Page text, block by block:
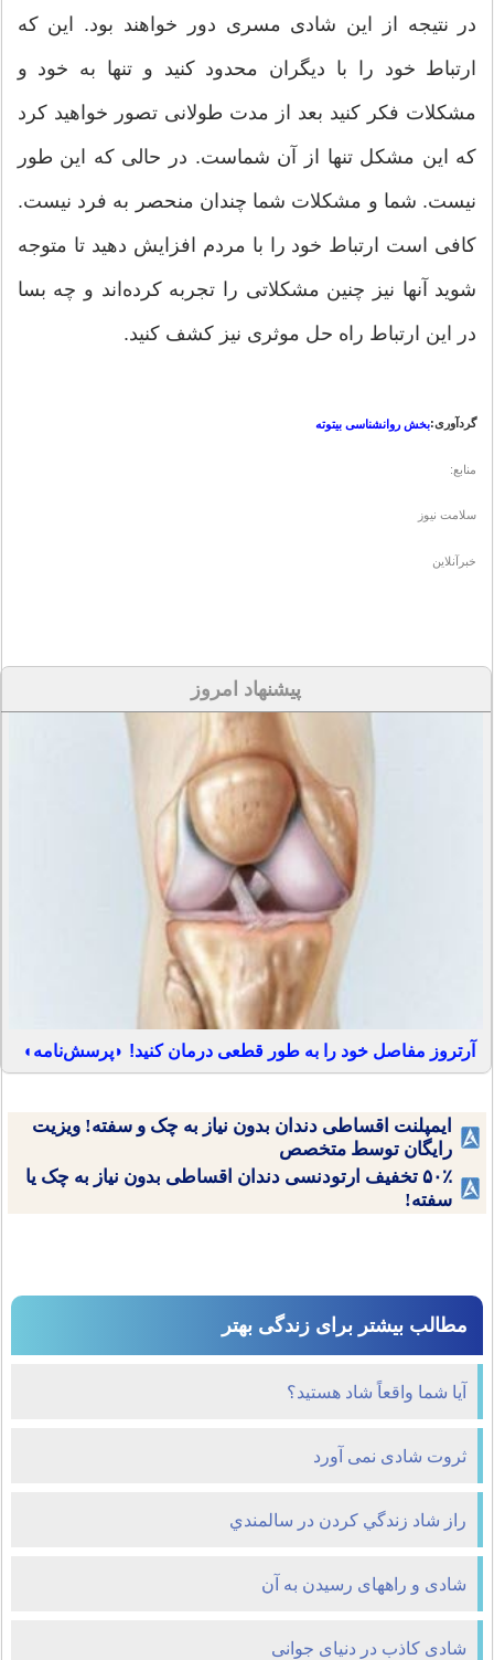
در نتیجه از این شادی مسری دور خواهند بود. این که
ارتباط خود را با دیگران محدود کنید و تنها به خود و
مشکلات فکر کنید بعد از مدت طولانی تصور خواهید کرد
که این مشکل تنها از آن شماست. در حالی که این طور
نیست. شما و مشکلات شما چندان منحصر به فرد نیست.
کافی است ارتباط خود را با مردم افزایش دهید تا متوجه
شوید آنها نیز چنین مشکلاتی را تجربه کرده‌اند و چه بسا
در این ارتباط راه حل موثری نیز کشف کنید.
گردآوری:بخش روانشناسی بیتوته
منابع:
سلامت نیوز
خبرآنلاین
پیشنهاد امروز
آرتروز مفاصل خود را به طور قطعی درمان کنید! ◗پرسش‌نامه◖
ایمپلنت اقساطی دندان بدون نیاز به چک و سفته! ویزیت
رایگان توسط متخصص
۵۰٪ تخفیف ارتودنسی دندان اقساطی بدون نیاز به چک یا
سفته!
مطالب بیشتر برای زندگی بهتر
آیا شما واقعاً شاد هستید؟
ثروت شادی نمی آورد
راز شاد زندگي کردن در سالمندي
شادی و راههای رسیدن به آن
شادی کاذب در دنیای جوانی